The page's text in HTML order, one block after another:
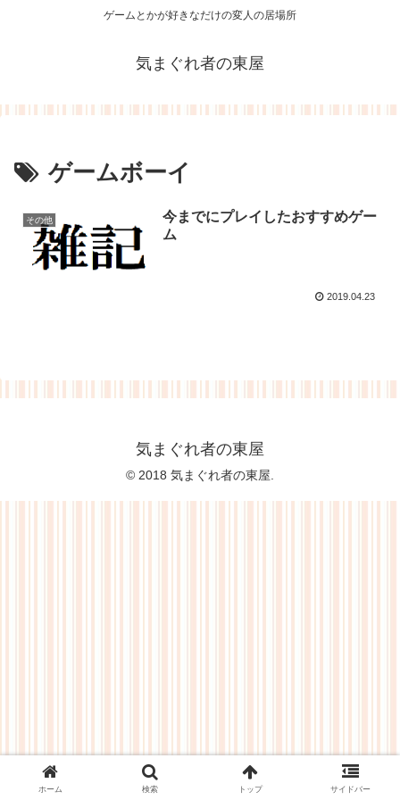
ゲームとかが好きなだけの変人の居場所
気まぐれ者の東屋
ゲームボーイ
その他
今までにプレイしたおすすめゲー
ム
2019.04.23
気まぐれ者の東屋
© 2018 気まぐれ者の東屋.
ホーム 検索 トップ サイドバー